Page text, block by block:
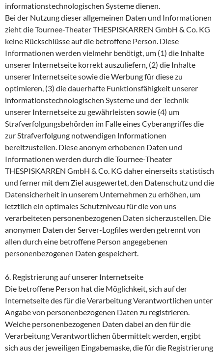
informationstechnologischen Systeme dienen.
Bei der Nutzung dieser allgemeinen Daten und Informationen
zieht die Tournee-Theater THESPISKARREN GmbH & Co. KG
keine Rückschlüsse auf die betroffene Person. Diese
Informationen werden vielmehr benötigt, um (1) die Inhalte
unserer Internetseite korrekt auszuliefern, (2) die Inhalte
unserer Internetseite sowie die Werbung für diese zu
optimieren, (3) die dauerhafte Funktionsfähigkeit unserer
informationstechnologischen Systeme und der Technik
unserer Internetseite zu gewährleisten sowie (4) um
Strafverfolgungsbehörden im Falle eines Cyberangriffes die
zur Strafverfolgung notwendigen Informationen
bereitzustellen. Diese anonym erhobenen Daten und
Informationen werden durch die Tournee-Theater
THESPISKARREN GmbH & Co. KG daher einerseits statistisch
und ferner mit dem Ziel ausgewertet, den Datenschutz und die
Datensicherheit in unserem Unternehmen zu erhöhen, um
letztlich ein optimales Schutzniveau für die von uns
verarbeiteten personenbezogenen Daten sicherzustellen. Die
anonymen Daten der Server-Logfiles werden getrennt von
allen durch eine betroffene Person angegebenen
personenbezogenen Daten gespeichert.
6. Registrierung auf unserer Internetseite
Die betroffene Person hat die Möglichkeit, sich auf der
Internetseite des für die Verarbeitung Verantwortlichen unter
Angabe von personenbezogenen Daten zu registrieren.
Welche personenbezogenen Daten dabei an den für die
Verarbeitung Verantwortlichen übermittelt werden, ergibt
sich aus der jeweiligen Eingabemaske, die für die Registrierung